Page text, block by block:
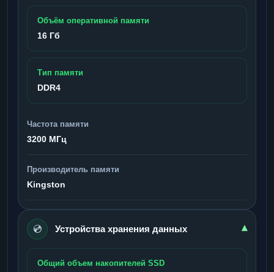
Объём оперативной памяти
16 Гб
Тип памяти
DDR4
Частота памяти
3200 МГц
Производитель памяти
Kingston
💿 Устройства хранения данных ▾
Общий объем накопителей SSD